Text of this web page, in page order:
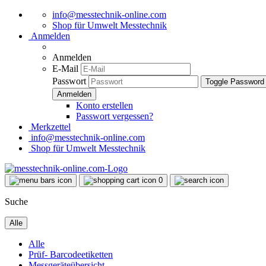
info@messtechnik-online.com
Shop für Umwelt Messtechnik
Anmelden
Anmelden
E-Mail
Passwort
Toggle
Konto erstellen
Passwort vergessen?
Merkzettel
info@messtechnik-online.com
Shop für Umwelt Messtechnik
0
Suche
Alle
Alle
Prüf- Barcodeetiketten